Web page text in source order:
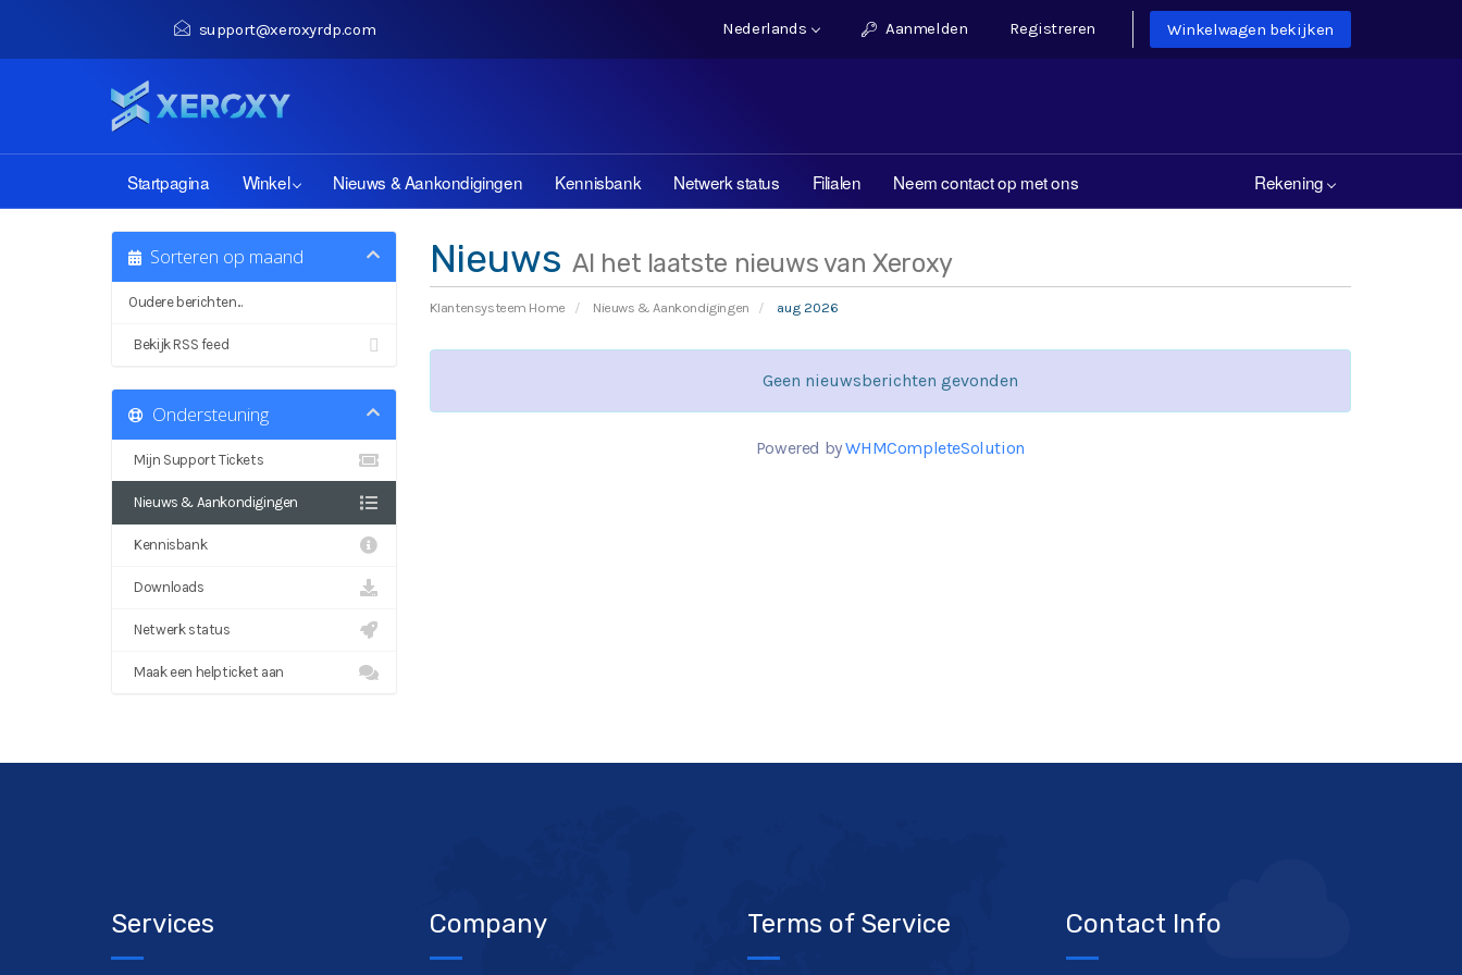
support@xeroxyrdp.com Nederlands Aanmelden Registreren Winkelwagen bekijken
Startpagina Winkel Nieuws & Aankondigingen Kennisbank Netwerk status Filialen Neem contact op met ons Rekening
Nieuws Al het laatste nieuws van Xeroxy
Klantensysteem Home Nieuws & Aankondigingen aug 2026
Sorteren op maand
Oudere berichten...
Bekijk RSS feed
Geen nieuwsberichten gevonden
Powered byWHMCompleteSolution
Ondersteuning
Mijn Support Tickets
Nieuws & Aankondigingen
Kennisbank
Downloads
Netwerk status
Maak een helpticket aan
Services Company Terms of Service Contact Info